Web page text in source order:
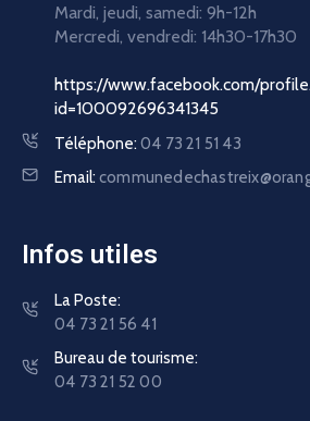
Mardi, jeudi, samedi: 9h-12h
Mercredi, vendredi: 14h30-17h30
https://www.facebook.com/
id=100092696341345
Téléphone: 04 73 21 51 43
Email:
Infos utiles
La Poste:
04 73 21 56 41
Bureau de tourisme:
04 73 21 52 00